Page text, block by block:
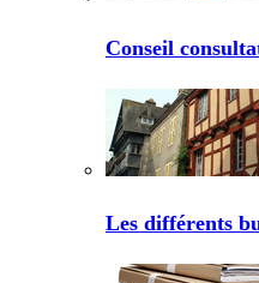
Conseil
Les différents